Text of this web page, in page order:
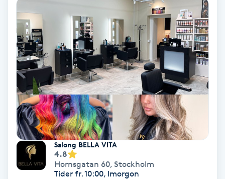
Mixfransar
Nagelförlängning
Nagelförlängning akryl
Nagelförlängning gelé
Nagelförlängning glasfiber
Nagelförlängning silke
Salong BELLA VITA
4.8
Hornsgatan 60, Stockholm
Tider fr. 10:00, Imorgon